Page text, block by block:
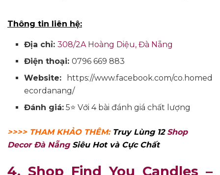
Thông tin liên hệ:
Địa chỉ:308/2A Hoàng Diệu, Đà Nẵng
Điện thoại:0796 669 883
Website:
https://www.facebook.com/co.homed
ecordanang/
Đánh giá: 5⭐ Với 4 bài đánh giá chất lượng
>>>> THAM KHẢO THÊM: Truy Lùng 12 Shop
Decor Đà Nẵng Siêu Hot và Cực Chất
4. Shop Find You Candles –